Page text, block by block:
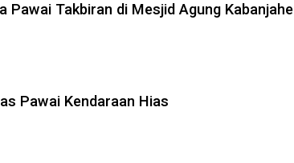
Pawai Takbiran di Mesjid Agung Kabanjahe
Pawai Kendaraan Hias